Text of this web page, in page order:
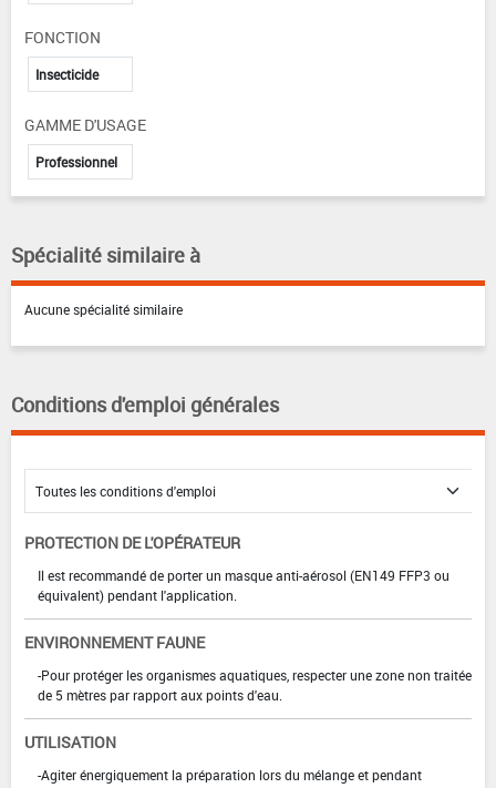
FONCTION
Insecticide
GAMME D'USAGE
Professionnel
Spécialité similaire à
Aucune spécialité similaire
Conditions d'emploi générales
PROTECTION DE L'OPÉRATEUR
Il est recommandé de porter un masque anti-aérosol (EN149 FFP3 ou
équivalent) pendant l'application.
ENVIRONNEMENT FAUNE
-Pour protéger les organismes aquatiques, respecter une zone non traitée
de 5 mètres par rapport aux points d'eau.
UTILISATION
-Agiter énergiquement la préparation lors du mélange et pendant